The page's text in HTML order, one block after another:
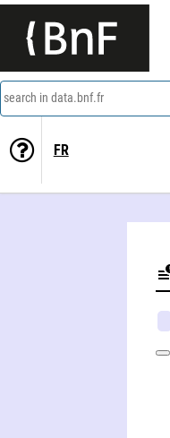
search in data.bnf.fr
FR